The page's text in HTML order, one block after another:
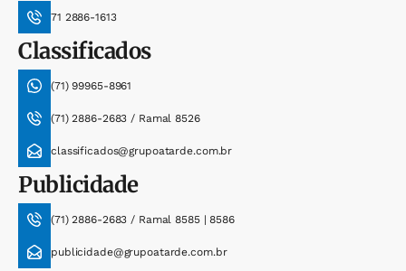
71 2886-1613
Classificados
(71) 99965-8961
(71) 2886-2683 / Ramal 8526
classificados@grupoatarde.com.br
Publicidade
(71) 2886-2683 / Ramal 8585 | 8586
publicidade@grupoatarde.com.br